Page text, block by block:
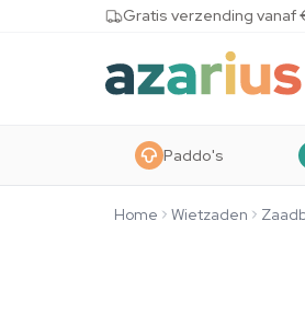
Skip to content Gratis verzending vanaf
Paddo's
Home Wietzaden